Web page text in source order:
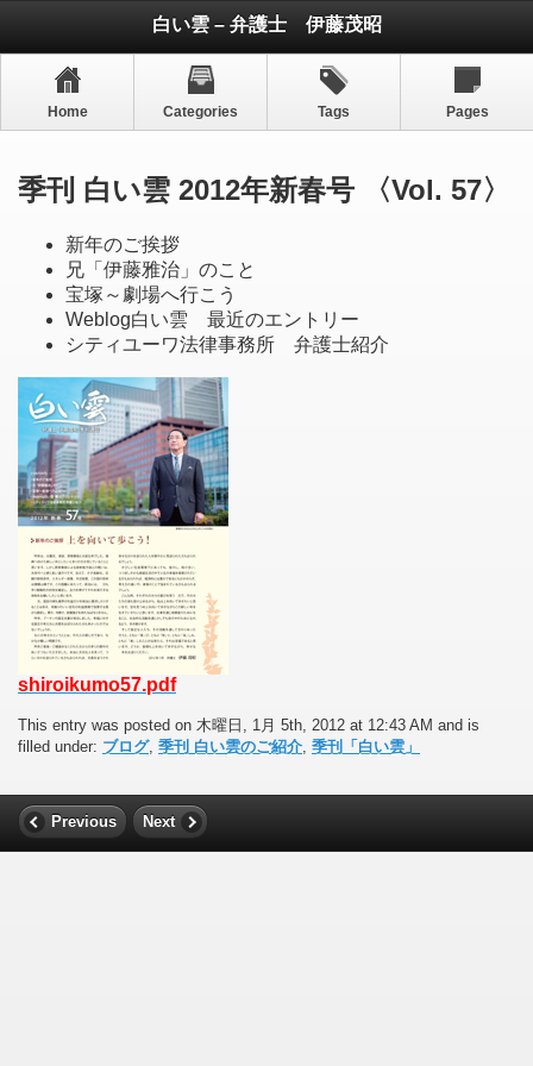
白い雲 – 弁護士 伊藤茂昭
Home Categories Tags Pages
季刊 白い雲 2012年新春号 〈Vol. 57〉
新年のご挨拶
兄「伊藤雅治」のこと
宝塚～劇場へ行こう
Weblog白い雲 最近のエントリー
シティユーワ法律事務所 弁護士紹介
shiroikumo57.pdf
This entry was posted on 木曜日, 1月 5th, 2012 at 12:43 AM and is
filled under: ブログ, 季刊 白い雲のご紹介, 季刊「白い雲」
Previous Next